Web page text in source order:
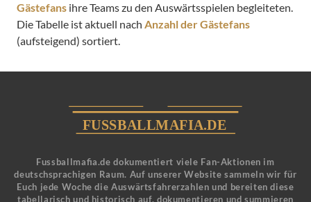
Gästefans ihre Teams zu den Auswärtsspielen begleiteten.
Die Tabelle ist aktuell nach Anzahl der Gästefans
(aufsteigend) sortiert.
Fussballmafia.de dokumentiert viele Fan-Aktionen im
deutschsprachigen Raum. Auf unserer Website sammeln wir für
Euch jede Woche die Auswärtsfahrerzahlen und bereiten diese
tabellarisch und historisch auf, dokumentieren und summieren